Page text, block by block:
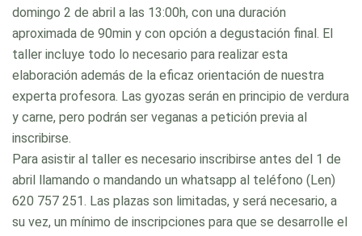
domingo 2 de abril a las 13:00h, con una duración
aproximada de 90min y con opción a degustación final. El
taller incluye todo lo necesario para realizar esta
elaboración además de la eficaz orientación de nuestra
experta profesora. Las gyozas serán en principio de verdura
y carne, pero podrán ser veganas a petición previa al
inscribirse.
Para asistir al taller es necesario inscribirse antes del 1 de
abril llamando o mandando un whatsapp al teléfono (Len)
620 757 251. Las plazas son limitadas, y será necesario, a
su vez, un mínimo de inscripciones para que se desarrolle el